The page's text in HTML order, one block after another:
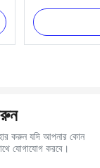
Coffin Bracket
Bracket 6# -
Capacity
pcs in a poly
করুন যদি আপনার কোন
যোগাযোগ করবে।